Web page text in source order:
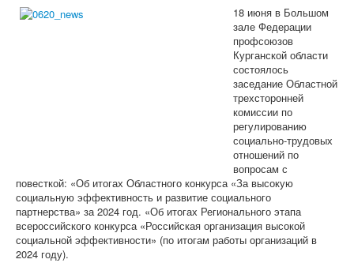
Комиссия ЦК Профсоюза по вопросам профсоюзного
образования, молодежной политики и
информационной работы в Профсоюзе АСМ РФ
Комиссия ЦК Профсоюза АСМ РФ по социально-
экономическим вопросам и социальному партнерству
Программа
Отчеты и выборы
Формы отчетности
«СМИ»
Голос Профсоюза
Вестник Профсоюза ППО ОАО «УАЗ»
18 июня в Большом
зале Федерации
профсоюзов
Курганской области
состоялось
заседание Областной
трехсторонней
комиссии по
регулированию
социально-трудовых
отношений по
вопросам с
повесткой: «Об итогах Областного конкурса «За высокую
социальную эффективность и развитие социального
партнерства» за 2024 год. «Об итогах Регионального этапа
всероссийского конкурса «Российская организация высокой
социальной эффективности» (по итогам работы организаций в
2024 году).